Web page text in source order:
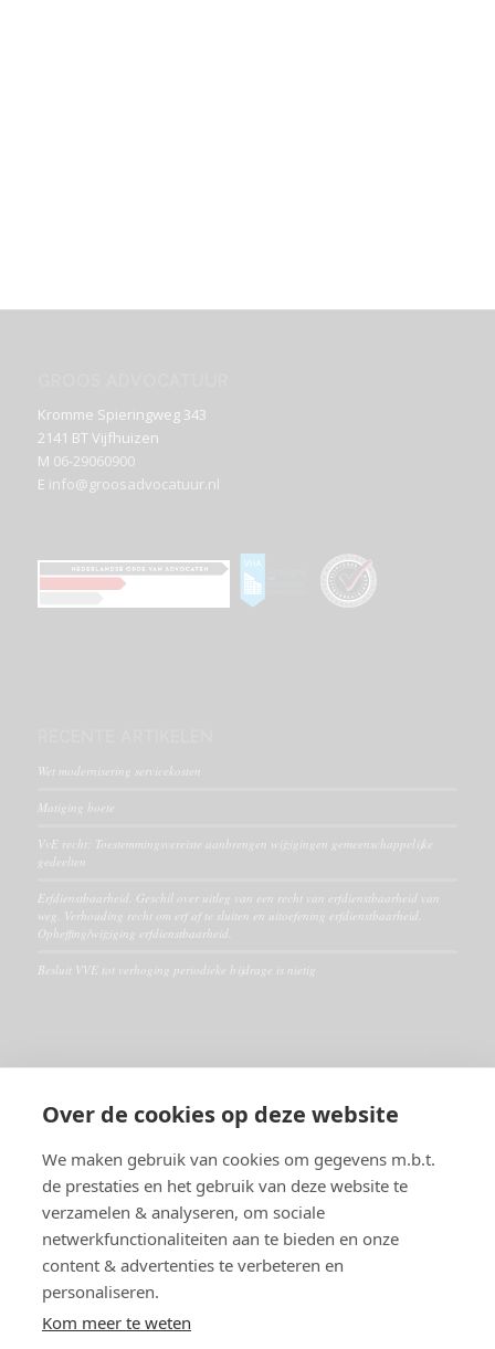
Over de cookies op deze website
We maken gebruik van cookies om gegevens m.b.t.
de prestaties en het gebruik van deze website te
verzamelen & analyseren, om sociale
netwerkfunctionaliteiten aan te bieden en onze
content & advertenties te verbeteren en
personaliseren.
Kom meer te weten
Kromme Spieringweg 343
2141 BT Vijfhuizen
M 06-29060900
E info@groosadvocatuur.nl
Wet modernisering servicekosten
Matiging boete
VvE recht: Toestemmingsvereiste aanbrengen wijzigingen gemeenschappelijke
gedeelten
Erfdienstbaarheid. Geschil over uitleg van een recht van erfdienstbaarheid van
weg. Verhouding recht om erf af te sluiten en uitoefening erfdienstbaarheid.
Opheffing/wijziging erfdienstbaarheid.
Besluit VVE tot verhoging periodieke bijdrage is nietig
Disclaimer
RECHTSGEBIEDEN
Huurrecht
VVE- en Appartementsrecht
Burenrecht en erfdienstbaarheden
Vastgoedrecht